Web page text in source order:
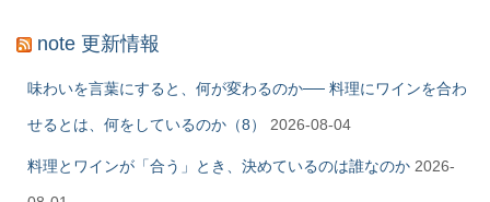
note 更新情報
味わいを言葉にすると、何が変わるのか── 料理にワインを合わ
せるとは、何をしているのか（8） 2026-08-04
料理とワインが「合う」とき、決めているのは誰なのか 2026-